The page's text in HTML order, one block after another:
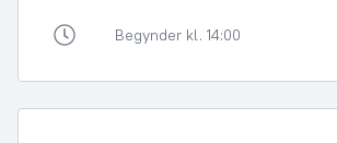
Begynder kl. 14:00